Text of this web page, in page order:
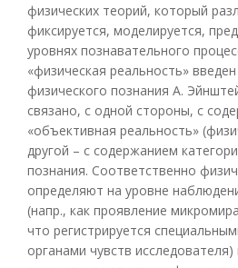
физических теорий, который
фиксируется, моделируется,
уровнях познавательного
«физическая реальность»
физического познания А.
связано, с одной стороны, с
«объективная реальность»
другой – с содержанием
познания. Соответственно
определяют на уровне
(напр., как проявление
что регистрируется
органами чувств исследователя)